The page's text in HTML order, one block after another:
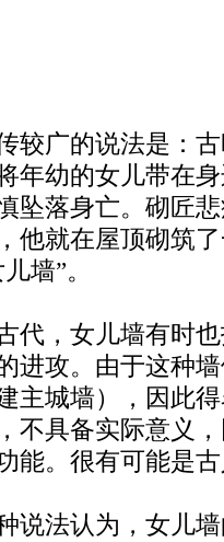
较广的说法是：
年幼的女儿带在
坠落身亡。砌匠
他就在屋顶砌筑
墙”。
代，女儿墙有时
进攻。由于这种
主城墙），因此
不具备实际意义
能。很有可能是
说法认为，女儿